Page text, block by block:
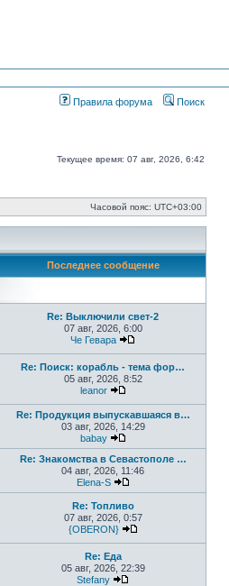
Правила форума Поиск
Текущее время: 07 авг, 2026, 6:42
Часовой пояс: UTC+03:00
Последнее сообщение
Re: Выключили свет-2
07 авг, 2026, 6:00
Че Гевара
Re: Поиск: корабль - тема фор…
05 авг, 2026, 8:52
leanor
Re: Продукция выпускавшаяся в…
03 авг, 2026, 14:29
babay
Перейти к
Re: Знакомства в Севастополе …
04 авг, 2026, 11:46
Elena-S
Перейти к
Re: Топливо
07 авг, 2026, 0:57
{OBERON}
Re: Еда
05 авг, 2026, 22:39
Stefany